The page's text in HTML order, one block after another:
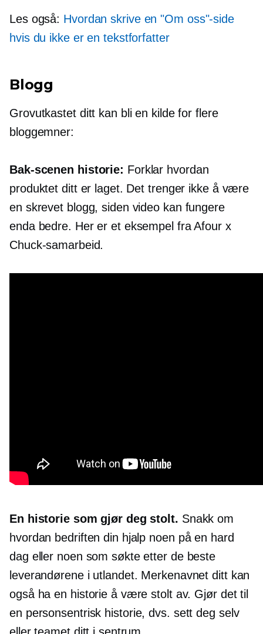
Les også: Hvordan skrive en "Om oss"-side
hvis du ikke er en tekstforfatter
Blogg
Grovutkastet ditt kan bli en kilde for flere
bloggemner:
Bak-scenen historie: Forklar hvordan
produktet ditt er laget. Det trenger ikke å være
en skrevet blogg, siden video kan fungere
enda bedre. Her er et eksempel fra Afour x
Chuck-samarbeid.
En historie som gjør deg stolt. Snakk om
hvordan bedriften din hjalp noen på en hard
dag eller noen som søkte etter de beste
leverandørene i utlandet. Merkenavnet ditt kan
også ha en historie å være stolt av. Gjør det til
en personsentrisk historie, dvs. sett deg selv